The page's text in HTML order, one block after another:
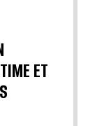
ET